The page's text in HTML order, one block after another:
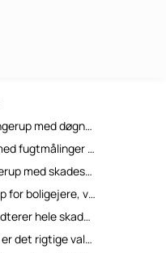
Akut skadeservice i Slangerup med døgnvagt og hurtig udrykning
Affugtning i Slangerup med fugtmålinger og industrielt affugtningsudstyr
Forsikringshjælp i Slangerup med skadesrapport, fotodokumentation og dialog med taksator
Skadeservice i Slangerup for boligejere, virksomheder og ejendomme
Thors Skadeservice håndterer hele skadeforløbet fra første opkald til genopbygning
Når Thors Skadeservice er det rigtige valg til skadeservice i Slangerup